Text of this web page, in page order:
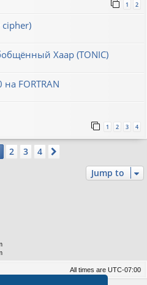
1 2
Хаар (TONIC)
FORTRAN
1 2 3 4
2 3 4
Jump to
All times are UTC-07:00